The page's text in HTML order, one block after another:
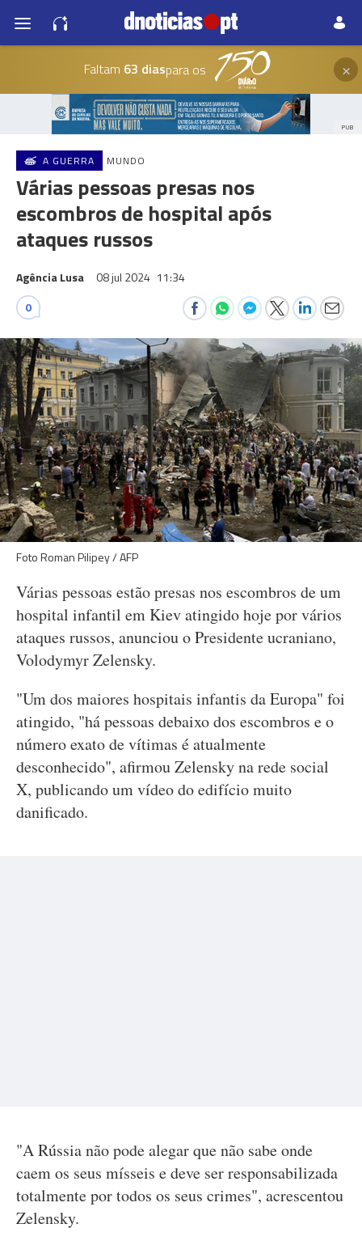
Faltam 63 diaspara os ×
PUB
A GUERRA MUNDO
Várias pessoas presas nos
escombros de hospital após
ataques russos
Agência Lusa 08 jul 2024 11:34
0
Foto Roman Pilipey / AFP
Várias pessoas estão presas nos escombros de um
hospital infantil em Kiev atingido hoje por vários
ataques russos, anunciou o Presidente ucraniano,
Volodymyr Zelensky.
"Um dos maiores hospitais infantis da Europa" foi
atingido, "há pessoas debaixo dos escombros e o
número exato de vítimas é atualmente
desconhecido", afirmou Zelensky na rede social
X, publicando um vídeo do edifício muito
danificado.
"A Rússia não pode alegar que não sabe onde
caem os seus mísseis e deve ser responsabilizada
totalmente por todos os seus crimes", acrescentou
Zelensky.